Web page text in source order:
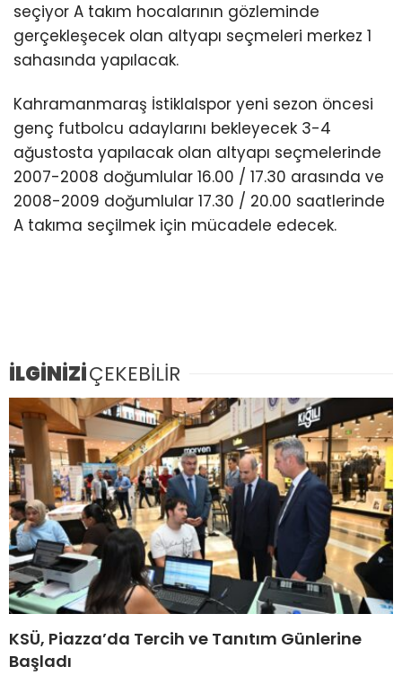
seçiyor A takım hocalarının gözleminde
gerçekleşecek olan altyapı seçmeleri merkez 1
sahasında yapılacak.
Kahramanmaraş İstiklalspor yeni sezon öncesi
genç futbolcu adaylarını bekleyecek 3-4
ağustosta yapılacak olan altyapı seçmelerinde
2007-2008 doğumlular 16.00 / 17.30 arasında ve
2008-2009 doğumlular 17.30 / 20.00 saatlerinde
A takıma seçilmek için mücadele edecek.
İLGİNİZİÇEKEBİLİR
KSÜ, Piazza’da Tercih ve Tanıtım Günlerine
Başladı